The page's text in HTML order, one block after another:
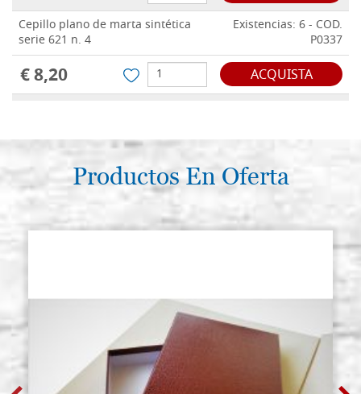
Cepillo plano de marta sintética
serie 621 n. 4
Existencias: 6 - COD.
P0337
€ 8,20 ACQUISTA
€ 9,50
Cepillo plano de marta sintética
Existencias: 9 - COD.
€ 12,40 ACQUISTA
Cepillo plano de marta sintética
serie 621 n. 12
Existencias: 8 - COD.
P0341
Productos En Oferta